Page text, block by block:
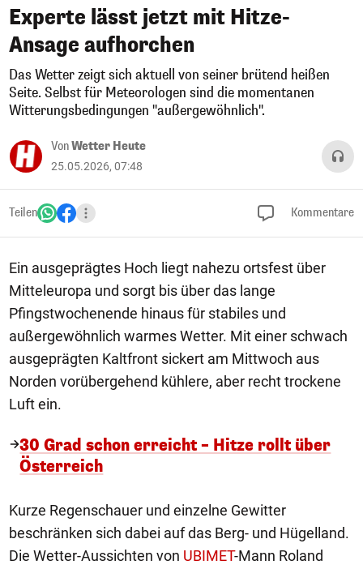
Experte lässt jetzt mit Hitze-
Ansage aufhorchen
Das Wetter zeigt sich aktuell von seiner brütend heißen
Seite. Selbst für Meteorologen sind die momentanen
Witterungsbedingungen "außergewöhnlich".
VonWetter Heute
25.05.2026, 07:48
Teilen Kommentare
Ein ausgeprägtes Hoch liegt nahezu ortsfest über
Mitteleuropa und sorgt bis über das lange
Pfingstwochenende hinaus für stabiles und
außergewöhnlich warmes Wetter. Mit einer schwach
ausgeprägten Kaltfront sickert am Mittwoch aus
Norden vorübergehend kühlere, aber recht trockene
Luft ein.
30 Grad schon erreicht – Hitze rollt über
Österreich
Kurze Regenschauer und einzelne Gewitter
beschränken sich dabei auf das Berg- und Hügelland.
Die Wetter-Aussichten von UBIMET-Mann Roland